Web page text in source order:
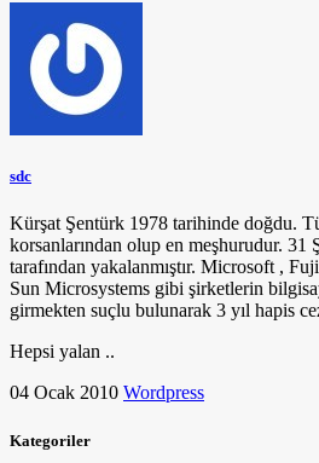
sdc
Kürşat Şentürk 1978 tarihinde doğdu.
korsanlarından olup en meşhurudur. 31
tarafından yakalanmıştır. Microsoft ,
Sun Microsystems gibi şirketlerin
girmekten suçlu bulunarak 3 yıl hapis
Hepsi yalan ..
04 Ocak 2010 Wordpress
Kategoriler